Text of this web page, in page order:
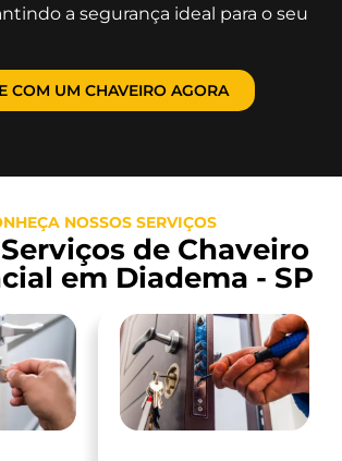
a segurança ideal para o seu
COM UM CHAVEIRO AGORA
NOSSOS SERVIÇOS
de Chaveiro
em Diadema - SP